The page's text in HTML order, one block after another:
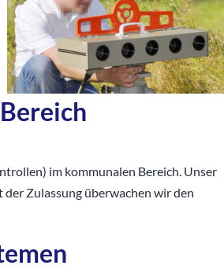
im kommunalen Bereich. Unser
Zulassung überwachen wir den